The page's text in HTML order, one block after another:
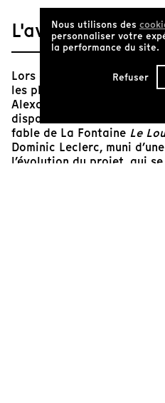
L'avis de Tënk
Lors d’une résidence
les plus défavorisées au
Alexandre Castonguay se
disparités entre les
fable de La Fontaine Le
Dominic Leclerc, muni
l’évolution du projet, qui
Nous utilisons des
personnaliser votre
la performance du site.
Refuser